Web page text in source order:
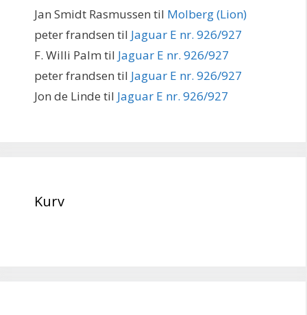
Jan Smidt Rasmussen til Molberg (Lion)
peter frandsen til Jaguar E nr. 926/927
F. Willi Palm til Jaguar E nr. 926/927
peter frandsen til Jaguar E nr. 926/927
Jon de Linde til Jaguar E nr. 926/927
Kurv